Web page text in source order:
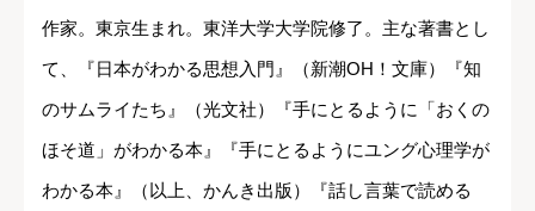
作家。東京生まれ。東洋大学大学院修了。 主な著書とし
て、『日本がわかる思想入門』（新潮OH！文庫）『知
のサムライたち』（光文社）『手にとるように「おくの
ほそ道」がわかる本』『手にとるようにユング心理学が
わかる本』（以上、かんき出版）『話し言葉で読める